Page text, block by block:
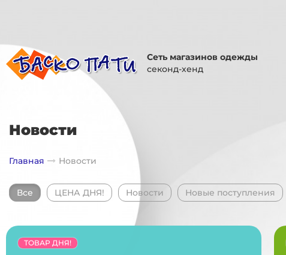
Сеть магазинов одежды
секонд-хенд
Новости
Главная Новости
Все ЦЕНА ДНЯ! Новости Новые поступления
ТОВАР ДНЯ!